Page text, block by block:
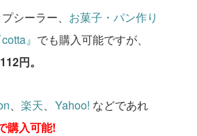
シーラー、 お菓子・パン作り
』 でも購入可能ですが、
円。
、 楽天、 Yahoo! などであれ
購入可能!